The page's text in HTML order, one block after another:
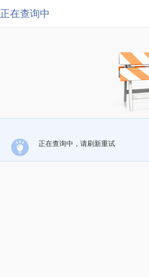
正在查询中
正在查询中，请刷新重试